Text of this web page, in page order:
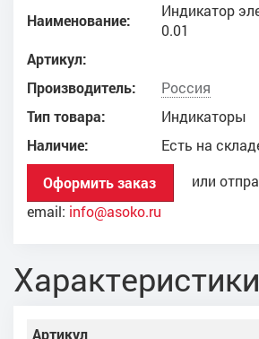
Наименование:
Индикатор
0.01
Артикул:
Производитель:
Россия
Тип товара:
Индикаторы
Наличие:
Есть на
Оформить заказ
или
email: info@asoko.ru
Характеристики
Артикул